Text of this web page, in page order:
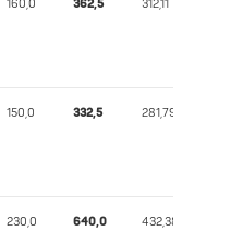
160,0 362,5 312,11
150,0 332,5 281,79
230,0 640,0 432,38